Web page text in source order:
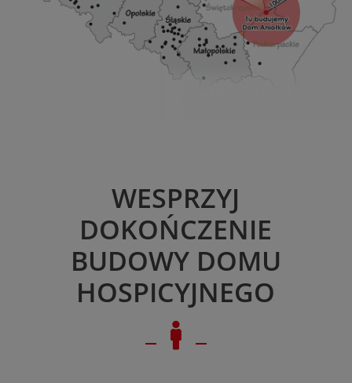
WESPRZYJ
DOKOŃCZENIE
BUDOWY DOMU
HOSPICYJNEGO
